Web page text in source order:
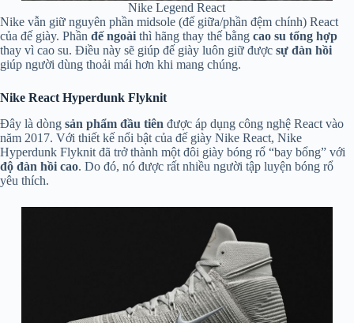
Nike Legend React
Nike vẫn giữ nguyên phần midsole (đế giữa/phần đệm chính) React
của đế giày. Phần đế ngoài thì hãng thay thế bằng cao su tổng hợp
thay vì cao su. Điều này sẽ giúp đế giày luôn giữ được sự đàn hồi
giúp người dùng thoải mái hơn khi mang chúng.
Nike React Hyperdunk Flyknit
Đây là dòng sản phẩm đầu tiên được áp dụng công nghệ React vào
năm 2017. Với thiết kế nổi bật của đế giày Nike React, Nike
Hyperdunk Flyknit đã trở thành một đôi giày bóng rổ “bay bổng” với
độ đàn hồi cao. Do đó, nó được rất nhiều người tập luyện bóng rổ
yêu thích.